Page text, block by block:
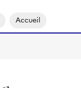
Accueil